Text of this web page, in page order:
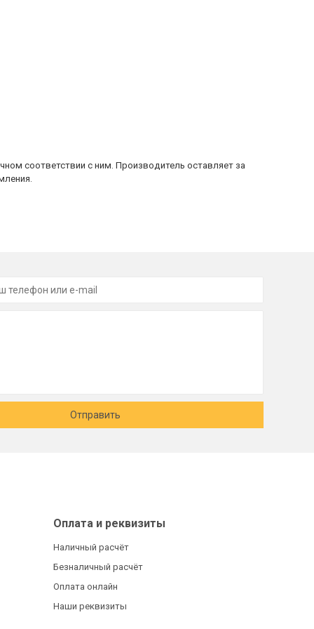
соответствии с ним. Производитель оставляет за
Отправить
Оплата и реквизиты
Наличный расчёт
Безналичный расчёт
Оплата онлайн
Наши реквизиты